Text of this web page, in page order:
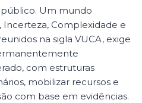
Um mundo
Complexidade e
na sigla VUCA, exige
com estruturas
mobilizar recursos e
com base em evidências.